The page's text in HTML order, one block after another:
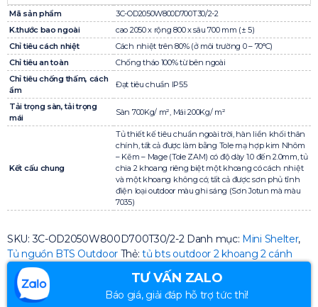
Mã sản phẩm
3C-OD2050W800D700T30/2-2
K.thước bao ngoài
cao 2050 x rộng 800 x sâu 700 mm (± 5)
Chỉ tiêu cách nhiệt
Cách nhiệt trên 80% (ở môi trường 0 – 70°C)
Chỉ tiêu an toàn
Chống tháo 100% từ bên ngoài
Chỉ tiêu chống thấm, cách
ẩm
Đạt tiêu chuẩn IP55
Tải trọng sàn, tải trọng
mái
Sàn 700Kg/ m², Mái 200Kg/ m²
Kết cấu chung
Tủ thiết kế tiêu chuẩn ngoài trời, hàn liền khối thân
chính, tất cả được làm bằng Tole mạ hợp kim Nhôm
– Kẽm – Mage (Tole ZAM) có độ dày 1.0 đến 2.0mm, tủ
chia 2 khoang riêng biệt một khoang có cách nhiệt
và một khoang không có; tất cả được sơn phủ tĩnh
điện loại outdoor màu ghi sáng (Sơn Jotun mà màu
7035)
SKU:3C-OD2050W800D700T30/2-2 Danh mục: Mini Shelter,
Tủ nguồn BTS Outdoor Thẻ:tủ bts outdoor 2 khoang 2 cánh
TƯ VẤN ZALO
Báo giá, giải đáp hỗ trợ tức thì!